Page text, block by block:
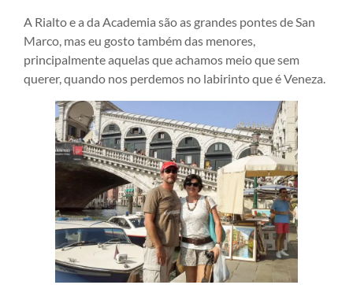
A Rialto e a da Academia são as grandes pontes de San
Marco, mas eu gosto também das menores,
principalmente aquelas que achamos meio que sem
querer, quando nos perdemos no labirinto que é Veneza.